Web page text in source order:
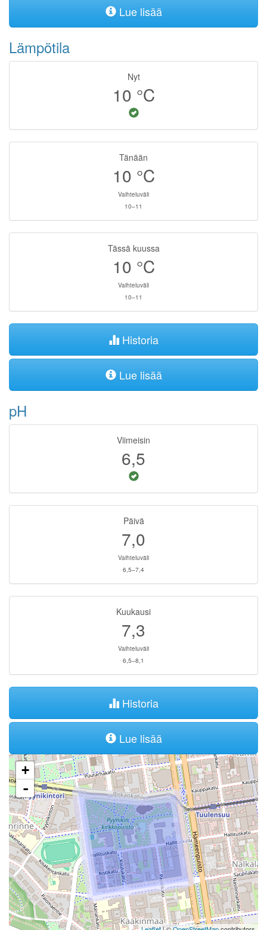
Lue lisää
Lämpötila
Nyt
10 °C
Tänään
10 °C
Vaihteluväli
10–11
Tässä kuussa
10 °C
Vaihteluväli
10–11
Historia
Lue lisää
pH
Viimeisin
6,5
Päivä
7,0
Vaihteluväli
6,5–7,4
Kuukausi
7,3
Vaihteluväli
6,5–8,1
Historia
Lue lisää
+
-